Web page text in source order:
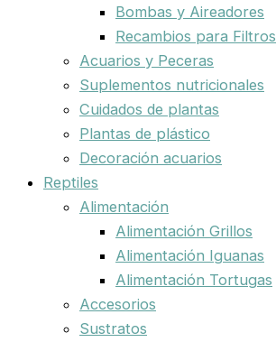
Bombas y Aireadores
Recambios para Filtros
Acuarios y Peceras
Suplementos nutricionales
Cuidados de plantas
Plantas de plástico
Decoración acuarios
Reptiles
Alimentación
Alimentación Grillos
Alimentación Iguanas
Alimentación Tortugas
Accesorios
Sustratos